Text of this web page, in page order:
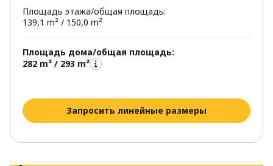
системы.
Дополнительное помещение на мансарде
как небольшую сауну, спа, или прачечную в
зависимости от потребностей хозяев.
Площадь этажа/общая площадь:
139,1 m² / 150,0 m²
Площадь дома/общая площадь:
282 m² / 293 m²
Запросить линейные размеры